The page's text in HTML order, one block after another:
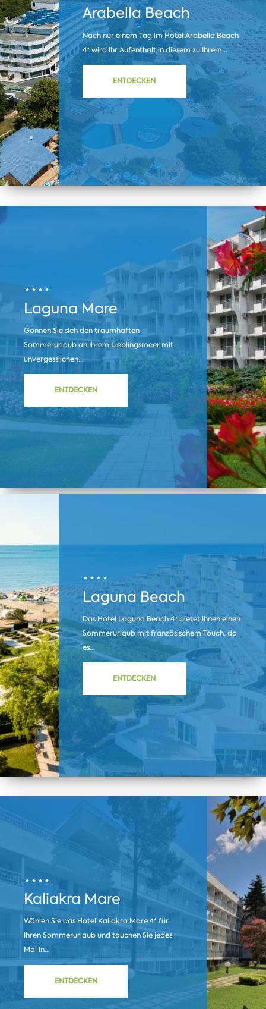
Arabella Beach
Nach nur einem Tag im Hotel Arabella Beach
4* wird Ihr Aufenthalt in diesem zu Ihrem...
ENTDECKEN
Laguna Mare
Gönnen Sie sich den traumhaften
Sommerurlaub an Ihrem Lieblingsmeer mit
unvergesslichen...
ENTDECKEN
Laguna Beach
Das Hotel Laguna Beach 4* bietet Ihnen einen
Sommerurlaub mit französischem Touch, da
es...
ENTDECKEN
Kaliakra Mare
Wählen Sie das Hotel Kaliakra Mare 4* für
Ihren Sommerurlaub und tauchen Sie jedes
Mal in...
ENTDECKEN